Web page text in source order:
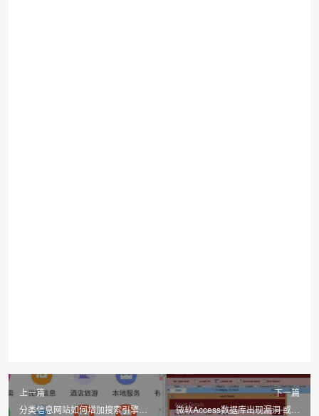
上一篇
分类信息网站如何增加搜索引擎收
下一篇
微软Access数据库出现漏洞 或致